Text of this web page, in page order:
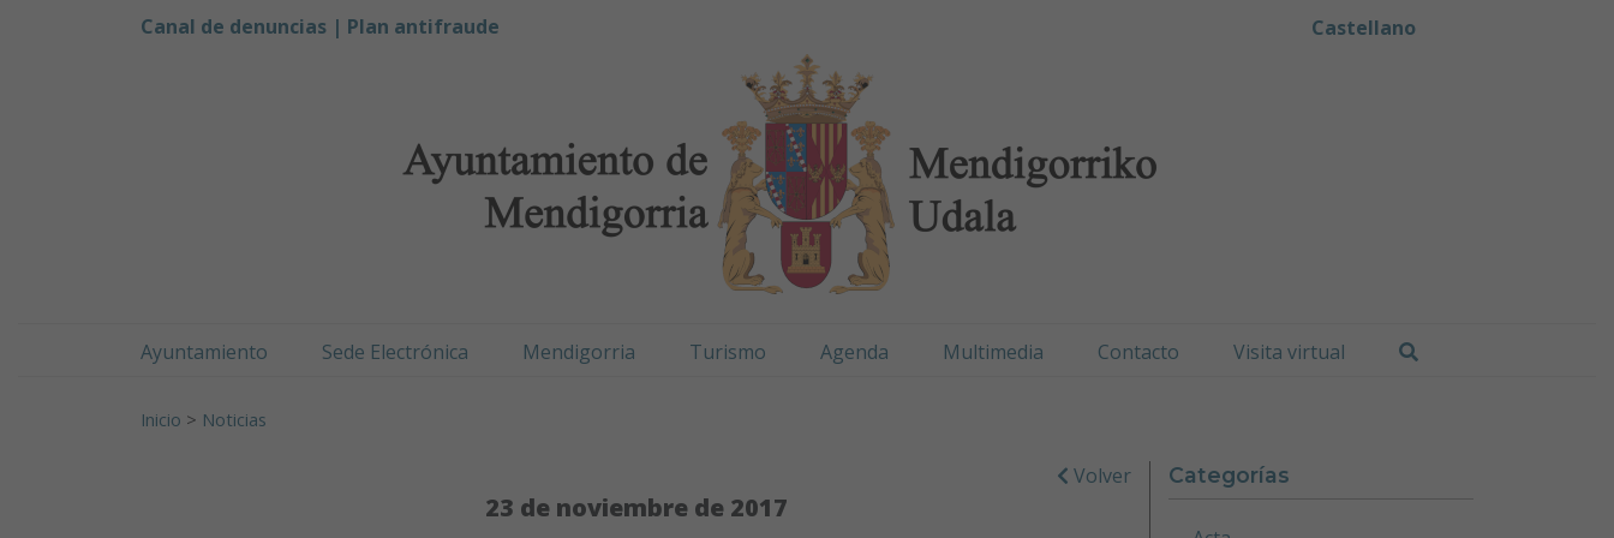
Ayuntamiento de Mendigorria / Mendigorriko Udala
Canal de denuncias | Plan antifraude Castellano
Ayuntamiento Sede Electrónica Mendigorria Turismo Agenda Multimedia Contacto Visita virtual
Inicio > Noticias
Volver
23 de noviembre de 2017
Categorías